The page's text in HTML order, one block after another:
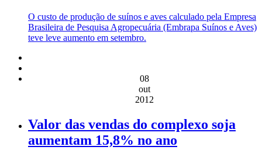
O custo de produção de suínos e aves calculado pela Empresa
Brasileira de Pesquisa Agropecuária (Embrapa Suínos e Aves)
teve leve aumento em setembro.
08
out
2012
Valor das vendas do complexo soja
aumentam 15,8% no ano